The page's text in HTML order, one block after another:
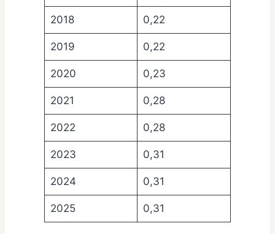
2018 0,22
2019 0,22
2020 0,23
2021 0,28
2022 0,28
2023 0,31
2024 0,31
2025 0,31